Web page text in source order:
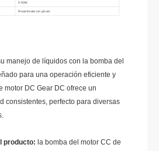
0-50W
Pincel/motor sin pincel
manejo de líquidos con la bomba del
para una operación eficiente y
motor DC Gear DC ofrece un
consistentes, perfecto para diversas
producto: la bomba del motor CC de